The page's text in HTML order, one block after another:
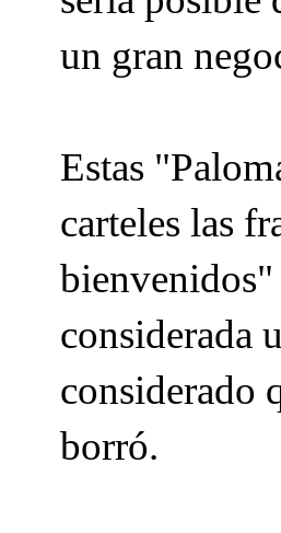
un gran
Estas
carteles las
bienvenidos"
considerada
considerado
borró.